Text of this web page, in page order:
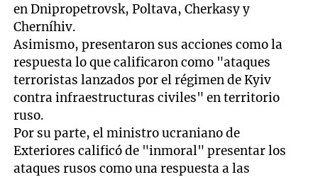
en Dnipropetrovsk, Poltava, Cherkasy y
Cherníhiv.
Asimismo, presentaron sus acciones como la
respuesta lo que calificaron como "ataques
terroristas lanzados por el régimen de Kyiv
contra infraestructuras civiles" en territorio
ruso.
Por su parte, el ministro ucraniano de
Exteriores calificó de "inmoral" presentar los
ataques rusos como una respuesta a las